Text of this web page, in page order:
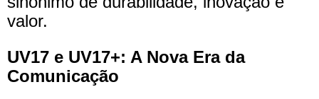
valor.
UV17 e UV17+: A Nova Era da
Comunicação